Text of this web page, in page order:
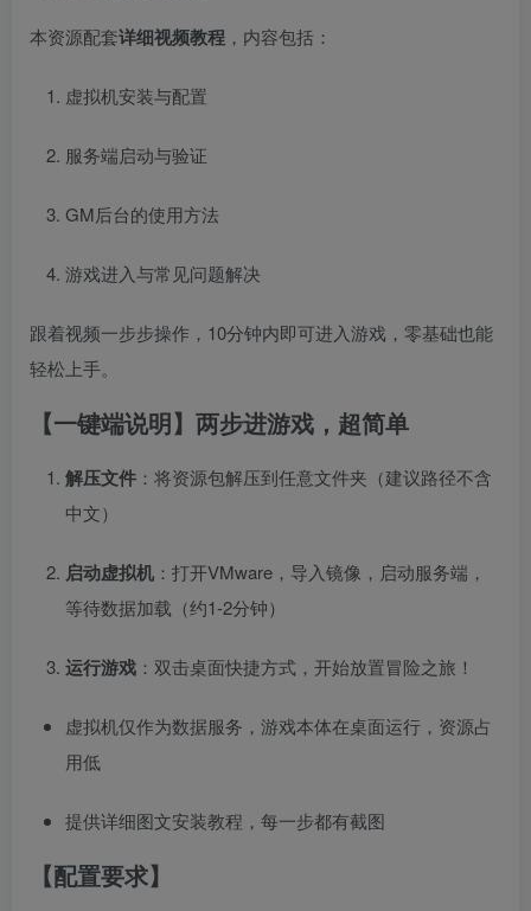
本资源配套详细视频教程 ，内容包括：
虚拟机安装与配置
服务端启动与验证
GM后台的使用方法
游戏进入与常见问题解决
跟着视频一步步操作，10分钟内即可进入游戏，零基础也能
轻松上手。
【一键端说明】两步进游戏，超简单
解压文件 ：将资源包解压到任意文件夹（建议路径不含
中文）
启动虚拟机 ：打开VMware，导入镜像，启动服务端，
等待数据加载（约1-2分钟）
运行游戏 ：双击桌面快捷方式，开始放置冒险之旅！
虚拟机仅作为数据服务，游戏本体在桌面运行，资源占
用低
提供详细图文安装教程，每一步都有截图
【配置要求】